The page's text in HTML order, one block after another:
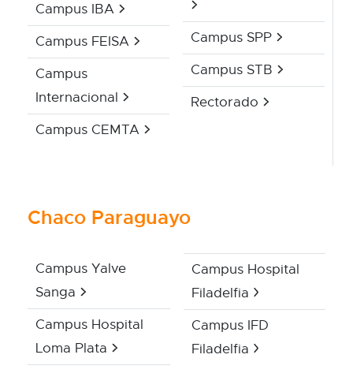
Campus IBA
Campus FEISA
Campus
Internacional
Campus CEMTA
Campus SPP
Campus STB
Rectorado
Chaco Paraguayo
Campus Yalve
Sanga
Campus Hospital
Loma Plata
Campus Hospital
Filadelfia
Campus IFD
Filadelfia